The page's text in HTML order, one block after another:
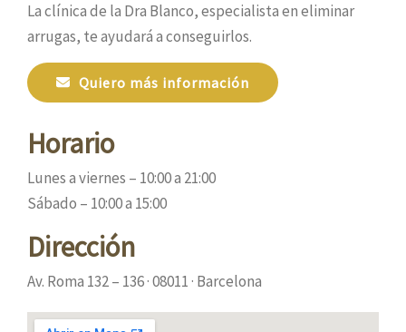
La clínica de la Dra Blanco, especialista en eliminar
arrugas, te ayudará a conseguirlos.
Quiero más información
Horario
Lunes a viernes – 10:00 a 21:00
Sábado – 10:00 a 15:00
Dirección
Av. Roma 132 – 136 · 08011 · Barcelona